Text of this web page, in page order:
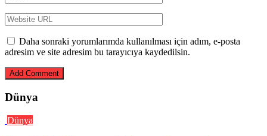
Daha sonraki yorumlarımda kullanılması için adım, e-posta
adresim ve site adresim bu tarayıcıya kaydedilsin.
Dünya
Dünya